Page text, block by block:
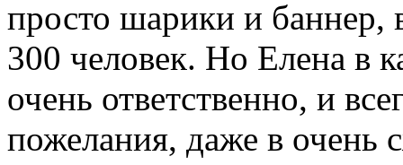
просто шарики и баннер,
300 человек. Но Елена в
очень ответственно, и
пожелания, даже в очень